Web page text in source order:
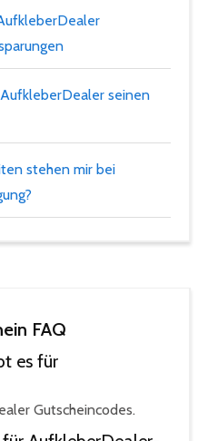
seinen
stehen mir bei
FAQ
es für
Gutscheincodes.